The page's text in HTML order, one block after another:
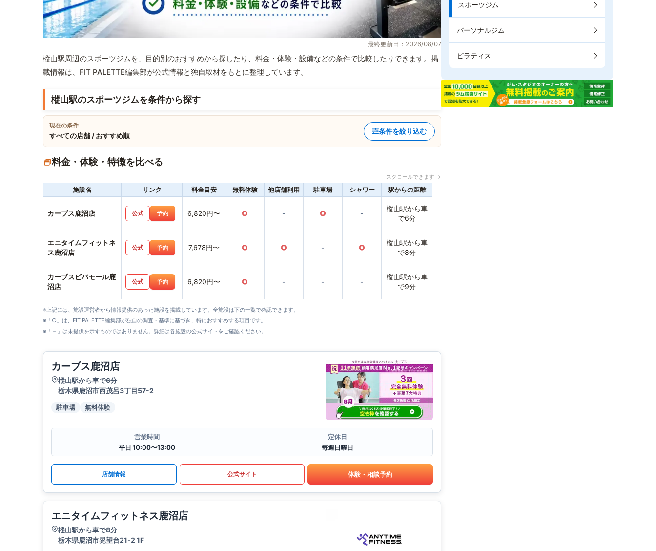
最終更新日：2026/08/07
樅山駅周辺のスポーツジムを、目的別のおすすめから探したり、料金・体験・設備などの条件で比較したりできます。掲
載情報は、FIT PALETTE編集部が公式情報と独自取材をもとに整理しています。
樅山駅のスポーツジムを条件から探す
現在の条件
すべての店舗 / おすすめ順
条件を絞り込む
料金・体験・特徴を比べる
スクロールできます →
施設名 リンク 料金目安 無料体験 他店舗利用 駐車場 シャワー 駅からの距離
カーブス鹿沼店 公式 予約 6,820円〜 ○ - ○ -
樅山駅から車
で6分
エニタイムフィットネ
ス鹿沼店
公式 予約 7,678円〜 ○ ○ - ○
樅山駅から車
で8分
カーブスビバモール鹿
沼店
公式 予約 6,820円〜 ○ - - -
樅山駅から車
で9分
※上記には、施設運営者から情報提供のあった施設を掲載しています。全施設は下の一覧で確認できます。
※「○」は、FIT PALETTE編集部が独自の調査・基準に基づき、特におすすめする項目です。
※「－」は未提供を示すものではありません。詳細は各施設の公式サイトをご確認ください。
カーブス鹿沼店
樅山駅から車で6分
栃木県鹿沼市西茂呂3丁目57-2
駐車場 無料体験
営業時間
平日 10:00〜13:00
定休日
毎週日曜日
店舗情報 公式サイト 体験・相談予約
エニタイムフィットネス鹿沼店
樅山駅から車で8分
栃木県鹿沼市晃望台21-2 1F
スポーツジム
パーソナルジム
ピラティス